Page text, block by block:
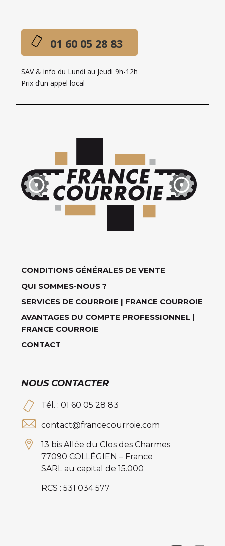
01 60 05 28 83
SAV & info du Lundi au Jeudi 9h-12h
Prix d’un appel local
CONDITIONS GÉNÉRALES DE VENTE
QUI SOMMES-NOUS ?
SERVICES DE COURROIE | FRANCE COURROIE
AVANTAGES DU COMPTE PROFESSIONNEL |
FRANCE COURROIE
CONTACT
NOUS CONTACTER
Tél. : 01 60 05 28 83
contact@francecourroie.com
13 bis Allée du Clos des Charmes
77090 COLLÉGIEN – France
SARL au capital de 15.000
RCS : 531 034 577